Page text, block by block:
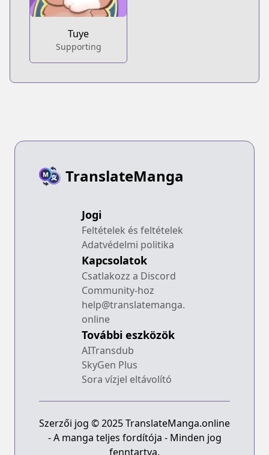
Tuye
Supporting
TranslateManga
Jogi
Feltételek és feltételek
Adatvédelmi politika
Kapcsolatok
Csatlakozz a Discord
Community-hoz
help@translatemanga.
online
További eszközök
AITransdub
SkyGen Plus
Sora vízjel eltávolító
Szerzői jog © 2025 TranslateManga.online
- A manga teljes fordítója - Minden jog
fenntartva.